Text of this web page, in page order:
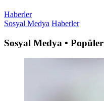
Haberler
Sosyal Medya Haberler
Sosyal Medya • Popüler